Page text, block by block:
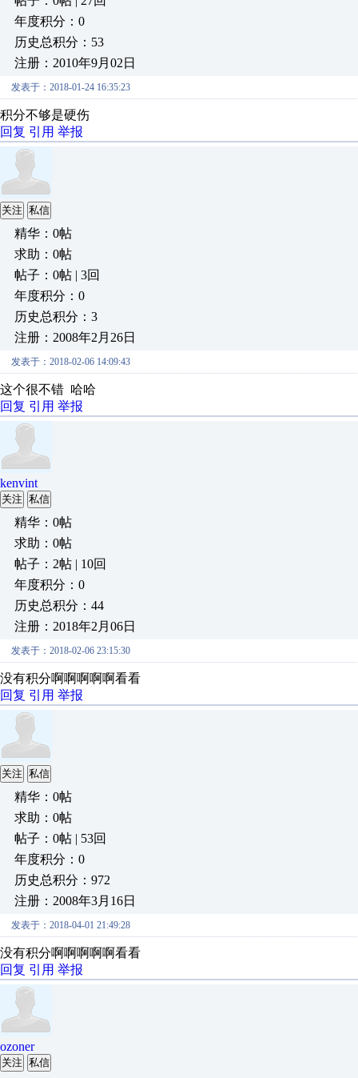
年度积分：0
历史总积分：53
注册：2010年9月02日
发表于：2018-01-24 16:35:23
积分不够是硬伤
回复 引用 举报
关注 私信
精华：0帖
求助：0帖
帖子：0帖 | 3回
年度积分：0
历史总积分：3
注册：2008年2月26日
发表于：2018-02-06 14:09:43
这个很不错 哈哈
回复 引用 举报
kenvint
关注 私信
精华：0帖
求助：0帖
帖子：2帖 | 10回
年度积分：0
历史总积分：44
注册：2018年2月06日
发表于：2018-02-06 23:15:30
没有积分啊啊啊啊啊看看
回复 引用 举报
关注 私信
精华：0帖
求助：0帖
帖子：0帖 | 53回
年度积分：0
历史总积分：972
注册：2008年3月16日
发表于：2018-04-01 21:49:28
没有积分啊啊啊啊啊看看
回复 引用 举报
ozoner
关注 私信